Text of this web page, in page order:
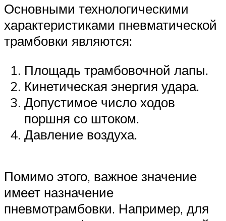
Основными технологическими
характеристиками пневматической
трамбовки являются:
Площадь трамбовочной лапы.
Кинетическая энергия удара.
Допустимое число ходов
поршня со штоком.
Давление воздуха.
Помимо этого, важное значение
имеет назначение
пневмотрамбовки. Например, для